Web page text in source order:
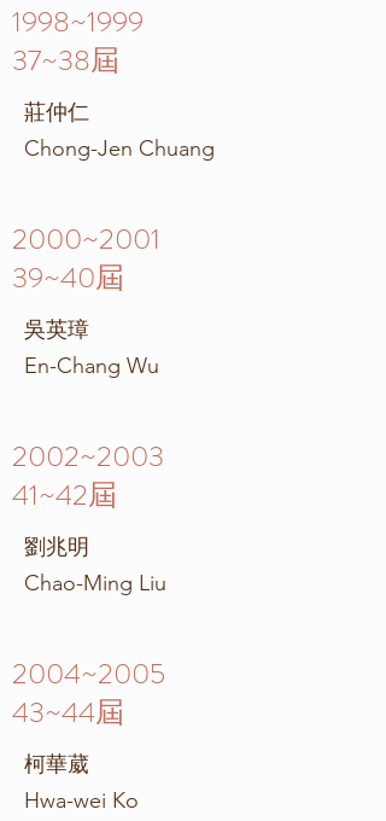
1998~1999
37~38屆
莊仲仁
Chong-Jen Chuang
2000~2001
39~40屆
吳英璋
En-Chang Wu
2002~2003
41~42屆
劉兆明
Chao-Ming Liu
2004~2005
43~44屆
柯華葳
Hwa-wei Ko